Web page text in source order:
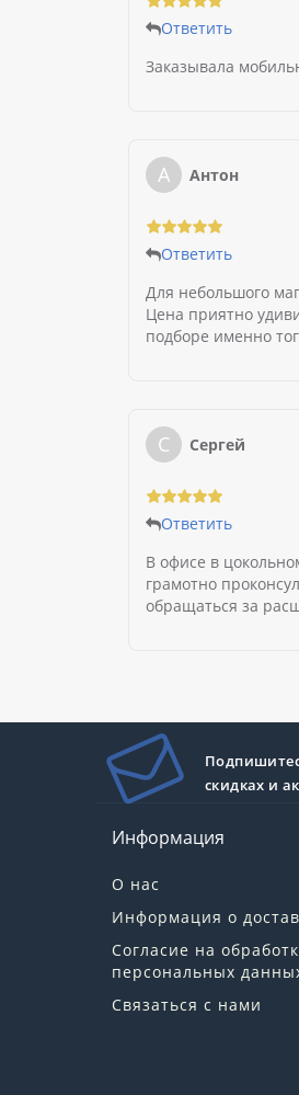
Ответить
Заказывала
А Антон
Ответить
Для небольшого
Цена приятно
подборе именно
С Сергей
Ответить
В офисе в
грамотно
обращаться за
скидках и
Информация
О нас
Информация о
Согласие на
персональных
Связаться с нами